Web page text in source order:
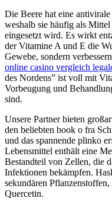
Die Beere hat eine
weshalb sie häufig als
eingesetzt wird. Es wirkt
der Vitamine A und E die
Gewebe, sondern
online casino vergleich
des Nordens” ist voll mit
Vorbeugung und
sind.
Unsere Partner bieten
den beliebten book o fra
und das spannende plinko
Lebensmittel enthält eine
Bestandteil von Zellen, die
Infektionen bekämpfen.
sekundären
Quercetin.